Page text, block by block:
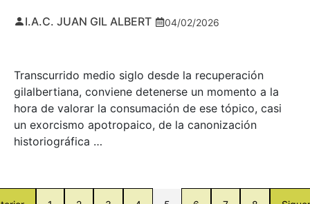
I.A.C. JUAN GIL ALBERT 04/02/2026
Transcurrido medio siglo desde la recuperación
gilalbertiana, conviene detenerse un momento a la
hora de valorar la consumación de ese tópico, casi
un exorcismo apotropaico, de la canonización
historiográfica …